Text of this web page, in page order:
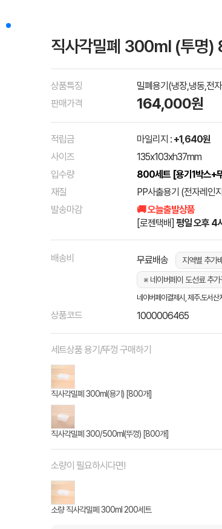
직사각밀폐 300ml (투명)
상품특징
밀폐용기(냉장,냉동,전
판매가격
164,000원
적립금 마일리지 : +1,640원
사이즈
135x103xh37mm
입수량
800세트 [용기1박스+
재질
PP사출용기 (전자레인
발송마감
🚚 오늘출발상품
[로젠택배] 평일 오후 4
배송비 무료배송
지역별 추가
※ 네이버페이 도선료 추가
네이버페이결제시, 제주.도서
상품코드 1000006465
세트상품 용기/뚜껑 구매하기
직사각밀폐 300ml(용기) [800개]
직사각밀폐 300/500ml(뚜껑) [800개]
소량이 필요하시다면!
소량 직사각밀폐 300ml 200세트